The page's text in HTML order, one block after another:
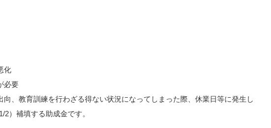
化
必要
向、教育訓練を行わざる得ない状況になってしまった際、休業日等に発生し
）補填する助成金です。